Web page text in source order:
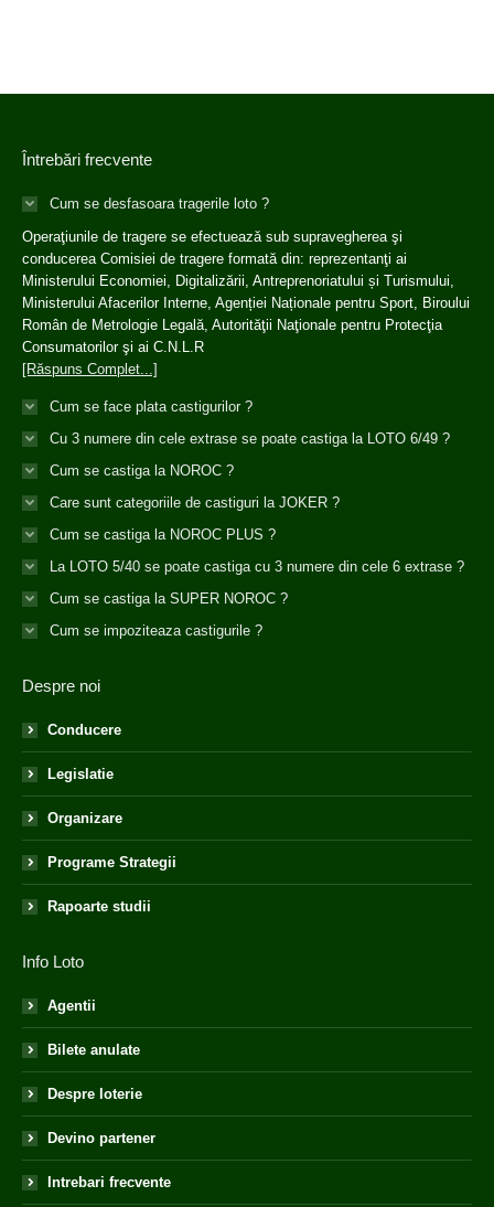
Întrebări frecvente
Cum se desfasoara tragerile loto ?
Operaţiunile de tragere se efectuează sub supravegherea şi
conducerea Comisiei de tragere formată din: reprezentanţi ai
Ministerului Economiei, Digitalizării, Antreprenoriatului și Turismului,
Ministerului Afacerilor Interne, Agenției Naționale pentru Sport, Biroului
Român de Metrologie Legală, Autorităţii Naţionale pentru Protecţia
Consumatorilor şi ai C.N.L.R
[Răspuns Complet...]
Cum se face plata castigurilor ?
Cu 3 numere din cele extrase se poate castiga la LOTO 6/49 ?
Cum se castiga la NOROC ?
Care sunt categoriile de castiguri la JOKER ?
Cum se castiga la NOROC PLUS ?
La LOTO 5/40 se poate castiga cu 3 numere din cele 6 extrase ?
Cum se castiga la SUPER NOROC ?
Cum se impoziteaza castigurile ?
Despre noi
Conducere
Legislatie
Organizare
Programe Strategii
Rapoarte studii
Info Loto
Agentii
Bilete anulate
Despre loterie
Devino partener
Intrebari frecvente